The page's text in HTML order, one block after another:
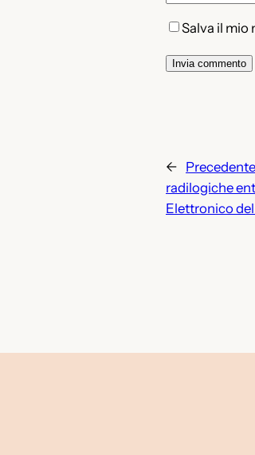
Salva il mio
←
radilogiche
Elettronico